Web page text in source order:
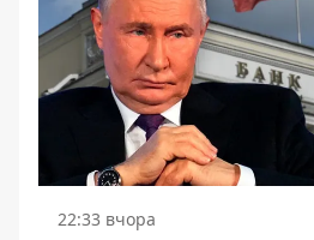
22:33 вчора